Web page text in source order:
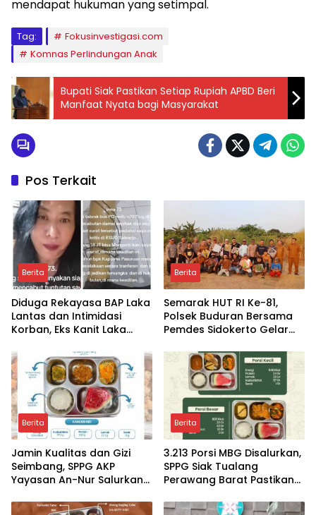
mendapat hukuman yang setimpal.
Tag:
Fokusinvestigasi.com
Komnas Perlindungan Anak
Bupati Siak Pastikan Setiap Rupiah APBD Beri
Manfaat Nyata bagi Masyarakat
Pos Terkait
Berita
Diduga Rekayasa BAP Laka
Lantas dan Intimidasi
Korban, Eks Kanit Laka
Dilaporkan ke Propam
Polda Jatim
Berita
Semarak HUT RI Ke-81,
Polsek Buduran Bersama
Pemdes Sidokerto Gelar
Berita
Jamin Kualitas dan Gizi
Seimbang, SPPG AKP
Yayasan An-Nur Salurkan
di Perawang
Berita
3.213 Porsi MBG Disalurkan,
SPPG Siak Tualang
Perawang Barat Pastikan
Sesuai Standar Gizi